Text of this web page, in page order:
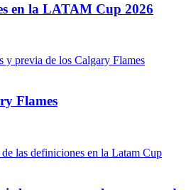
en la LATAM Cup 2026
Flames